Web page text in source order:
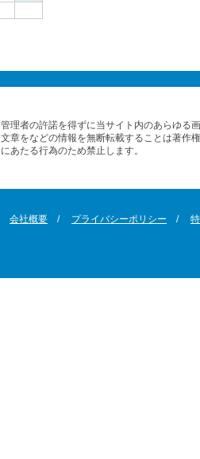
管理者の許諾を得ずに当サイト内のあらゆる
文章をなどの情報を無断転載することは著作
にあたる行為のため禁止します。
会社概要 プライバシーポリシー